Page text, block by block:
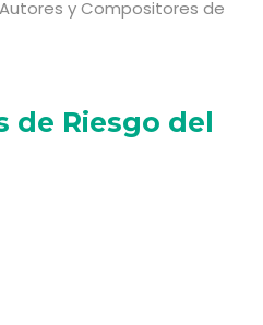
y Compositores de
de Riesgo del